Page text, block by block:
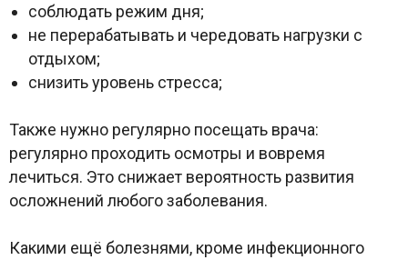
соблюдать режим дня;
не перерабатывать и чередовать нагрузки с
отдыхом;
снизить уровень стресса;
Также нужно регулярно посещать врача:
регулярно проходить осмотры и вовремя
лечиться. Это снижает вероятность развития
осложнений любого заболевания.
Какими ещё болезнями, кроме инфекционного